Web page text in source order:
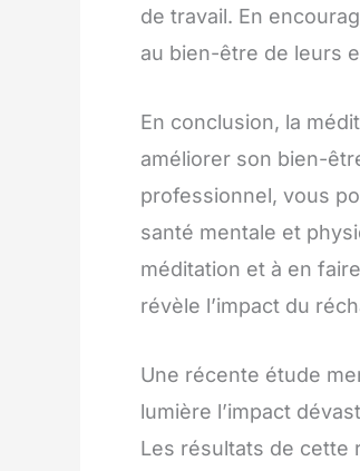
de travail. En
au bien-être de leurs
En conclusion, la
améliorer son bien-
professionnel, vous
santé mentale et
méditation et à en
révèle l’impact du
Une récente étude
lumière l’impact
Les résultats de cette